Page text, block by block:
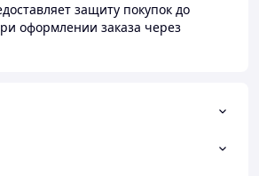
защиту покупок до
оформлении заказа через